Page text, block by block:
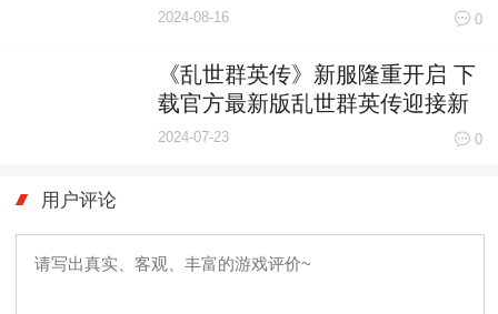
2024-08-16 0
《乱世群英传》新服隆重开启 下
载官方最新版乱世群英传迎接新
征程
2024-07-23 0
用户评论